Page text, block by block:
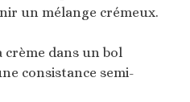
un mélange crémeux.
dans un bol
consistance semi-